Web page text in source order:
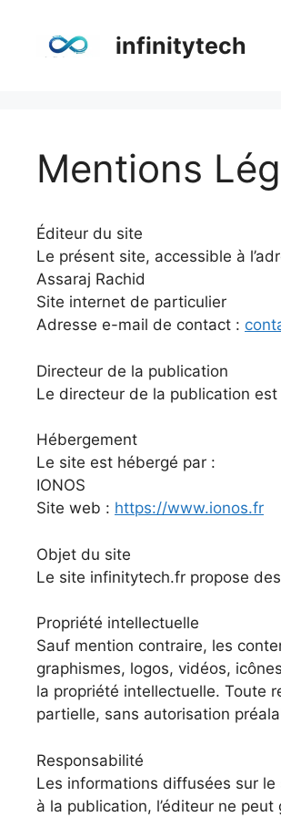
contenu
infinitytech
Mentions
Éditeur du site
Le présent site, accessible à
Assaraj Rachid
Site internet de particulier
Adresse e-mail de contact :
Directeur de la publication
Le directeur de la publication est
Hébergement
Le site est hébergé par :
IONOS
Site web : https://www.ionos.fr
Objet du site
Le site infinitytech.fr propose
Propriété intellectuelle
Sauf mention contraire, les
graphismes, logos, vidéos,
la propriété intellectuelle. Toute
partielle, sans autorisation
Responsabilité
Les informations diffusées sur
à la publication, l’éditeur ne